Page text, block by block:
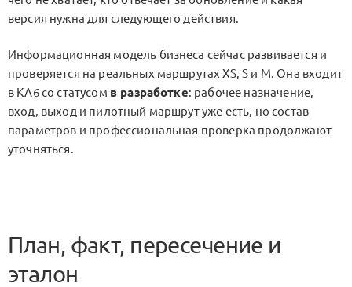
версия нужна для следующего действия.
Информационная модель бизнеса сейчас развивается и
проверяется на реальных маршрутахXS,S и M. Она входит
в KA6 со статусом в разработке: рабочее назначение,
вход, выход и пилотный маршрут уже есть, но состав
параметров и профессиональная проверка продолжают
уточняться.
План, факт, пересечение и
эталон